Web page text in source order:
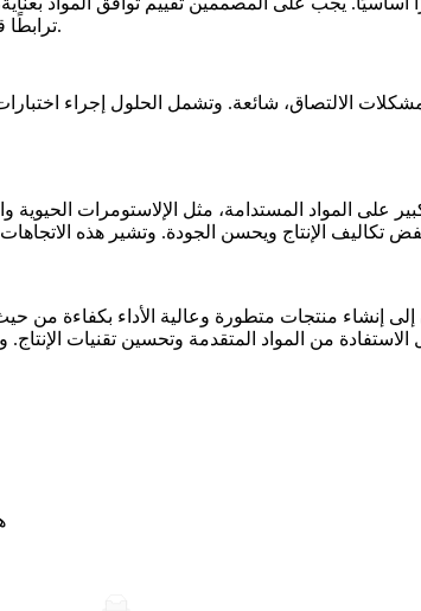
ترابطًا قويًا، وتحسن جودة المنتج، وتقلل مشكلات الإنتاج، مما يعزز كفاءة التصنيع وموثوقية المنتج.
ومشكلات الالتصاق، شائعة. وتشمل الحلول إجراء
المواد المستدامة، مثل الإلاستومرات الحيوية
إلى إنشاء منتجات متطورة وعالية الأداء بكفاءة